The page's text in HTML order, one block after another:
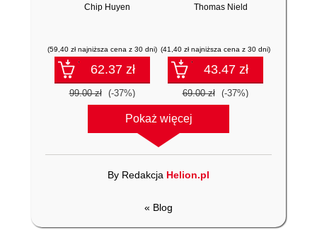
aplikacji gotowych do
Chip Huyen
(59,40 zł najniższa cena z 30 dni)
62.37 zł
99.00 zł (-37%)
Thomas Nield
(41,40 zł najniższa cena z 30 dni)
43.47 zł
69.00 zł (-37%)
Pokaż więcej
« Blog
By Redakcja Helion.pl